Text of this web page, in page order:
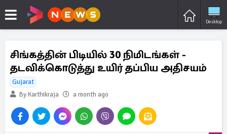
Desktop
சிங்கத்தின் பிடியில் 30 நிமிடங்கள் -
தடவிக்கொடுத்து உயிர் தப்பிய அதிசயம்
Gujarat
By Karthikraja
a month ago